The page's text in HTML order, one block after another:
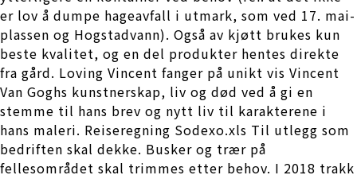
er lov å dumpe hageavfall i utmark, som ved 17. mai-
plassen og Hogstadvann). Også av kjøtt brukes kun
beste kvalitet, og en del produkter hentes direkte
fra gård. Loving Vincent fanger på unikt vis Vincent
Van Goghs kunstnerskap, liv og død ved å gi en
stemme til hans brev og nytt liv til karakterene i
hans maleri. Reiseregning Sodexo.xls Til utlegg som
bedriften skal dekke. Busker og trær på
fellesområdet skal trimmes etter behov. I 2018 trakk